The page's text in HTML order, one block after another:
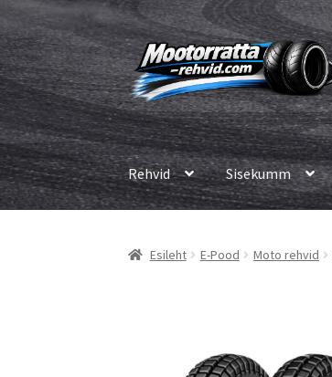
Liigu
navigeerimisele
Liigu
sisu
juurde
Rehvid Sisekumm
Esileht E-Pood Moto rehvid